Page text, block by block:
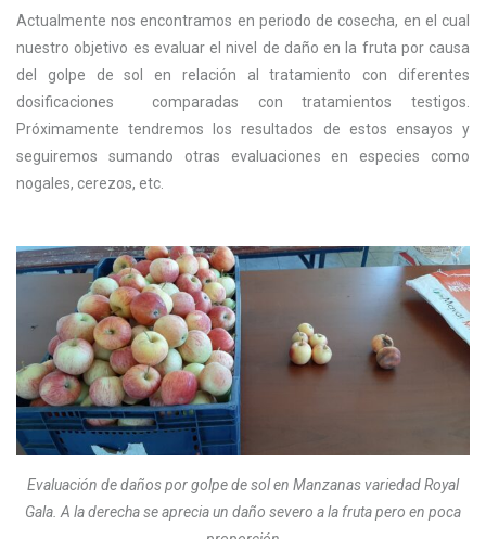
Actualmente nos encontramos en periodo de cosecha, en el cual
nuestro objetivo es evaluar el nivel de daño en la fruta por causa
del golpe de sol en relación al tratamiento con diferentes
dosificaciones comparadas con tratamientos testigos.
Próximamente tendremos los resultados de estos ensayos y
seguiremos sumando otras evaluaciones en especies como
nogales, cerezos, etc.
Evaluación de daños por golpe de sol en Manzanas variedad Royal
Gala. A la derecha se aprecia un daño severo a la fruta pero en poca